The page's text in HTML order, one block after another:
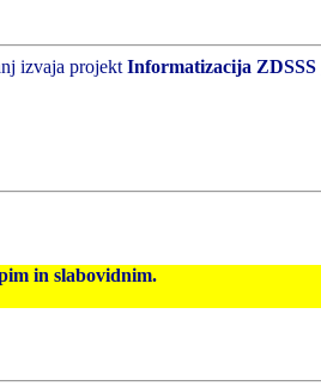
izvaja projekt Informatizacija ZDSSS
in slabovidnim.